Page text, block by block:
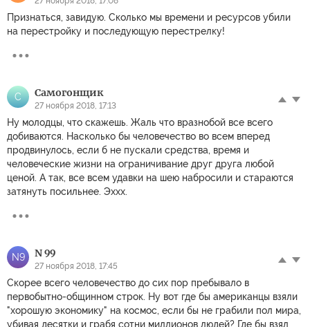
Признаться, завидую. Сколько мы времени и ресурсов убили
на перестройку и последующую перестрелку!
С Самогонщик
27 ноября 2018, 17:13
Ну молодцы, что скажешь. Жаль что вразнобой все всего
добиваются. Насколько бы человечество во всем вперед
продвинулось, если б не пускали средства, время и
человеческие жизни на ограничивание друг друга любой
ценой. А так, все всем удавки на шею набросили и стараются
затянуть посильнее. Эххх.
N9 N 99
27 ноября 2018, 17:45
Скорее всего человечество до сих пор пребывало в
первобытно-общинном строк. Ну вот где бы американцы взяли
"хорошую экономику" на космос, если бы не грабили пол мира,
убивая десятки и грабя сотни миллионов людей? Где бы взял